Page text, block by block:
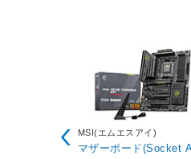
MSI(エムエスアイ)
マザーボード(Socket